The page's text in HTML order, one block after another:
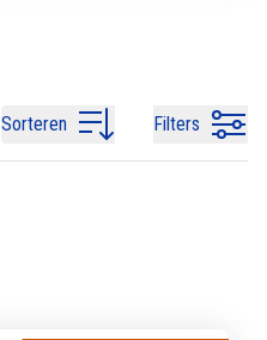
Sorteren Filters